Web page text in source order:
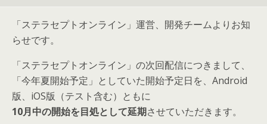
「ステラセプトオンライン」運営、開発チームよりお知
らせです。
「ステラセプトオンライン」の次回配信につきまして、
「今年夏開始予定」としていた開始予定日を、Android
版、iOS版（テスト含む）ともに
10月中の開始を目処として延期させていただきます。